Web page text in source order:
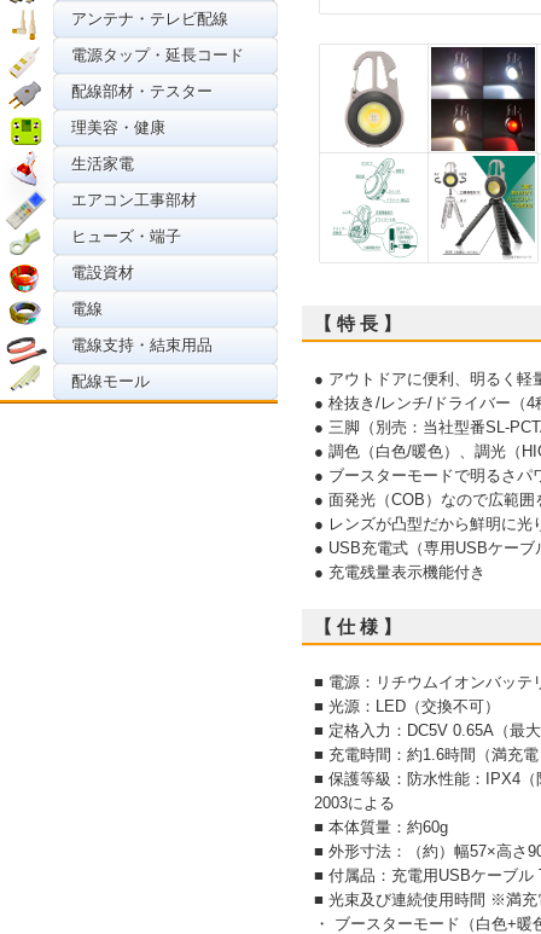
アンテナ・テレビ配線
電源タップ・延長コード
配線部材・テスター
理美容・健康
生活家電
エアコン工事部材
ヒューズ・端子
電設資材
電線
電線支持・結束用品
配線モール
【 特 長 】
● アウトドアに便利、明るく軽
● 栓抜き/レンチ/ドライバー（
● 三脚（別売：当社型番SL-
● 調色（白色/暖色）、調光（
● ブースターモードで明るさパ
● 面発光（COB）なので広範囲
● レンズが凸型だから鮮明に光
● USB充電式（専用USBケーブ
● 充電残量表示機能付き
【 仕 様 】
■ 電源：リチウムイオンバッ
■ 光源：LED（交換不可）
■ 定格入力：DC5V 0.65A（最
■ 充電時間：約1.6時間（満充
■ 保護等級：防水性能：IPX4
2003による
■ 本体質量：約60g
■ 外形寸法：（約）幅57×高さ
■ 付属品：充電用USBケーブル
■ 光束及び連続使用時間 ※満充
・ ブースターモード（白色+